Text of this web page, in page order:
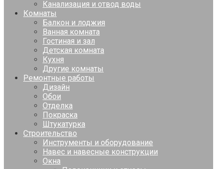
Канализация и отвод воды
Комнаты
Балкон и лоджия
Ванная комната
Гостиная и зал
Детская комната
Кухня
Другие комнаты
Ремонтные работы
Дизайн
Обои
Отделка
Покраска
Штукатурка
Строительство
Инструменты и оборудование
Навес и навесные конструкции
Окна